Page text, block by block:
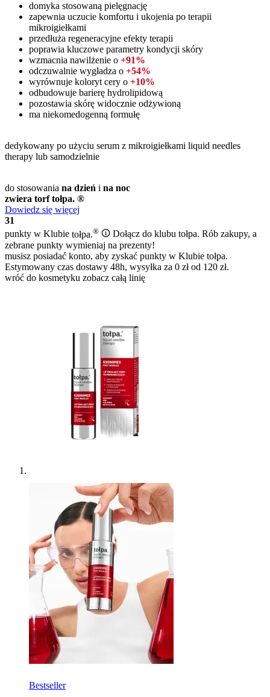
domyka stosowaną pielęgnację
zapewnia uczucie komfortu i ukojenia po terapii
mikroigiełkami
przedłuża regeneracyjne efekty terapii
poprawia kluczowe parametry kondycji skóry
wzmacnia nawilżenie o +91%
odczuwalnie wygładza o +54%
wyrównuje koloryt cery o +10%
odbudowuje barierę hydrolipidową
pozostawia skórę widocznie odżywioną
ma niekomedogenną formułę
dedykowany po użyciu serum z mikroigiełkami liquid needles
therapy lub samodzielnie
do stosowania na dzień i na noc
zwiera torf tołpa. ®
Dowiedz się więcej
31
punkty w Klubie tołpa.®
Dołącz do klubu tołpa. Rób zakupy, a
zebrane punkty wymieniaj na prezenty!
musisz posiadać konto, aby zyskać punkty w Klubie tołpa.
Estymowany czas dostawy 48h, wysyłka za 0 zł od 120 zł.
wróć do kosmetyku zobacz całą linię
Bestseller